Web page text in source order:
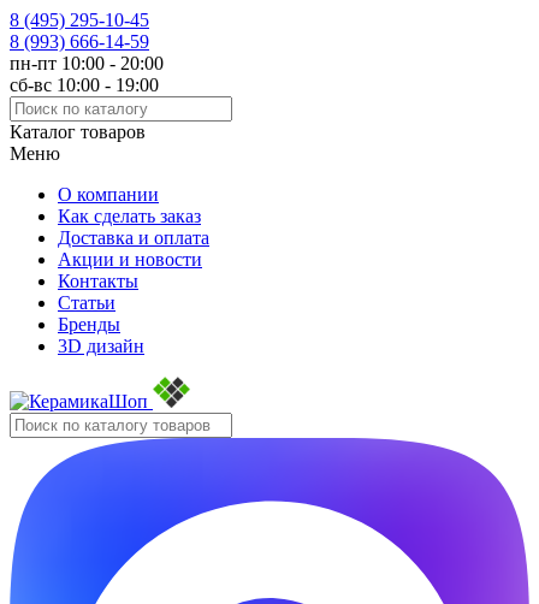
8 (495) 295-10-45
8 (993) 666-14-59
пн-пт 10:00 - 20:00
сб-вс 10:00 - 19:00
Каталог товаров
Меню
О компании
Как сделать заказ
Доставка и оплата
Акции и новости
Контакты
Статьи
Бренды
3D дизайн